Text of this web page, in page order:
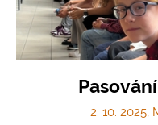
2. 10. 2025,